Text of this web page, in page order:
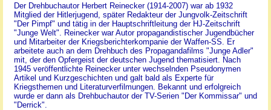
Der Drehbuchautor Herbert Reinecker (1914-2007) war ab 1932
Mitglied der Hitlerjugend, später Redakteur der Jungvolk-Zeitschrift
"Der Pimpf" und tätig in der Hauptschriftleitung der HJ-Zeitschrift
"Junge Welt". Reinecker war Autor propagandistischer Jugendbücher
und Mitarbeiter der Kriegsberichterkompanie der Waffen-SS. Er
arbeitete auch an dem Drehbuch des Propagandafilms "Junge Adler"
mit, der den Opfergeist der deutschen Jugend thematisiert. Nach
1945 veröffentlichte Reinecker unter wechselnden Pseudonymen
Artikel und Kurzgeschichten und galt bald als Experte für
Kriegsthemen und Literaturverfilmungen. Bekannt und erfolgreich
wurde er dann als Drehbuchautor der TV-Serien "Der Kommissar" und
"Derrick".